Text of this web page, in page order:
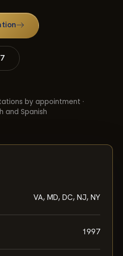
by appointment ·
and Spanish
VA, MD, DC, NJ, NY
1997